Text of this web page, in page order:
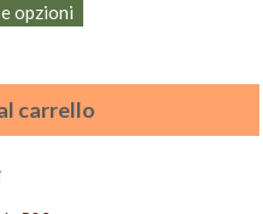
opzioni
carrello